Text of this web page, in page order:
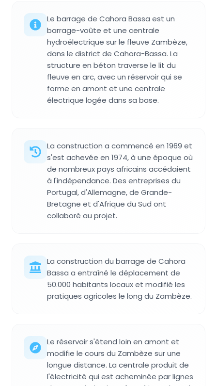
Le barrage de Cahora Bassa est un
barrage-voûte et une centrale
hydroélectrique sur le fleuve Zambèze,
dans le district de Cahora-Bassa. La
structure en béton traverse le lit du
fleuve en arc, avec un réservoir qui se
forme en amont et une centrale
électrique logée dans sa base.
La construction a commencé en 1969 et
s'est achevée en 1974, à une époque où
de nombreux pays africains accédaient
à l'indépendance. Des entreprises du
Portugal, d'Allemagne, de Grande-
Bretagne et d'Afrique du Sud ont
collaboré au projet.
La construction du barrage de Cahora
Bassa a entraîné le déplacement de
50.000 habitants locaux et modifié les
pratiques agricoles le long du Zambèze.
Le réservoir s'étend loin en amont et
modifie le cours du Zambèze sur une
longue distance. La centrale produit de
l'électricité qui est acheminée par lignes